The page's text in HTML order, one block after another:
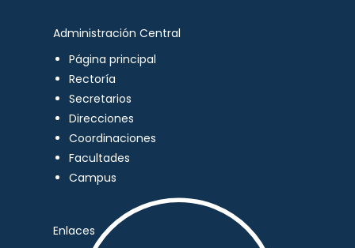
Administración Central
Página principal
Rectoría
Secretarios
Direcciones
Coordinaciones
Facultades
Campus
Enlaces